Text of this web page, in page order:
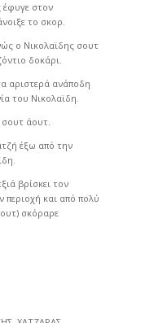
έφυγε στον
το σκορ.
ο Νικολαϊδης σουτ
δοκάρι.
αριστερά ανάποδη
του Νικολαϊδη.
σουτ άουτ.
έξω από την
βρίσκει τον
περιοχή και από πολύ
σκόραρε